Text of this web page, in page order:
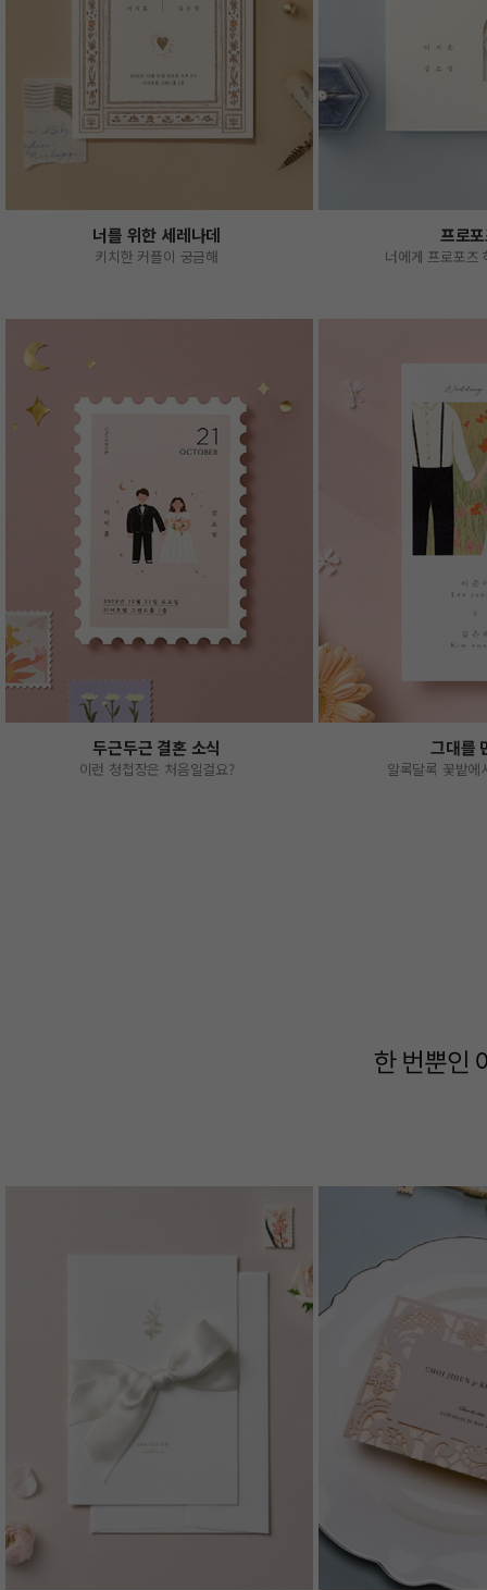
너를 위한 세레나데
키치한 커플이 궁금해
프로
너에게 프로포즈
두근두근 결혼 소식
이런 청첩장은 처음일걸요?
그대를
알록달록 꽃밭에